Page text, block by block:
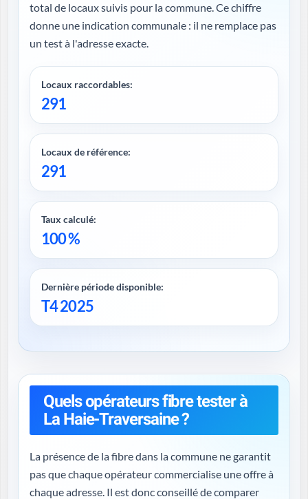
total de locaux suivis pour la commune. Ce chiffre
donne une indication communale : il ne remplace pas
un test à l'adresse exacte.
Locaux raccordables:
291
Locaux de référence:
291
Taux calculé:
100 %
Dernière période disponible:
T4 2025
Quels opérateurs fibre tester à
La Haie-Traversaine ?
La présence de la fibre dans la commune ne garantit
pas que chaque opérateur commercialise une offre à
chaque adresse. Il est donc conseillé de comparer